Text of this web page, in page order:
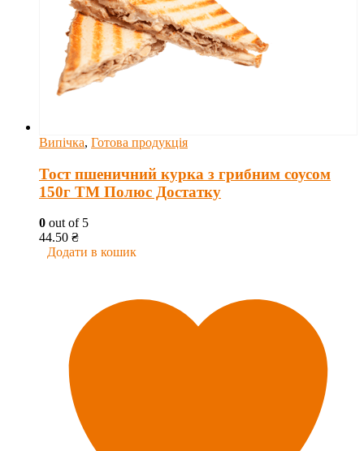
Випічка, Готова продукція
Тост пшеничний курка з грибним соусом
150г ТМ Полюс Достатку
0 out of 5
44.50 ₴
Додати в кошик